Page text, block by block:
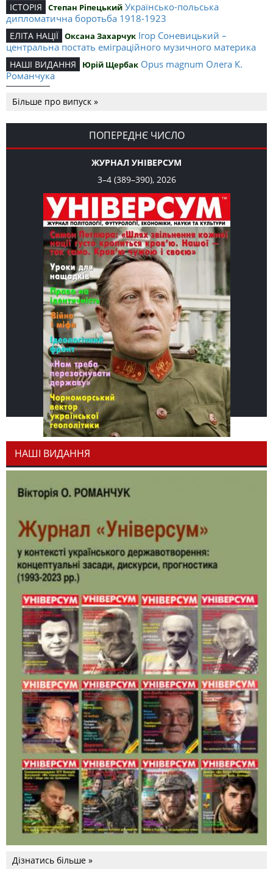
ІСТОРІЯ Степан Ріпецький Українсько-польська
дипломатична боротьба 1918-1923
ЕЛІТА НАЦІЇ Оксана Захарчук Ігор Соневицький –
центральна постать еміграційного музичного материка
НАШІ ВИДАННЯ Юрій Щербак Opus magnum Олега К.
Романчука
Романчука
СЛОВО РЕДАКЦІЙНЕ Олег К. Романчук Журавель і синиця
як уособлення української політстратегії й тактики
Більше про випуск »
ПОПЕРЕДНЄ ЧИСЛО
ЖУРНАЛ УНІВЕРСУМ
3–4 (389–390), 2026
НАШІ ВИДАННЯ
Дізнатись більше »